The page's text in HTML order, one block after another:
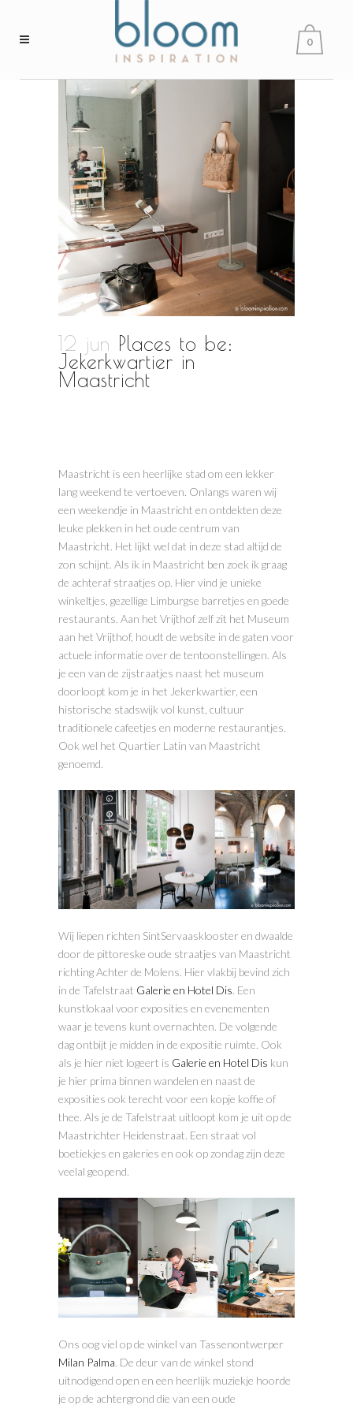
0
12 jun Places to be:
Jekerkwartier in
Maastricht
Maastricht is een heerlijke stad om een lekker
lang weekend te vertoeven. Onlangs waren wij
een weekendje in Maastricht en ontdekten deze
leuke plekken in het oude centrum van
Maastricht. Het lijkt wel dat in deze stad altijd de
zon schijnt. Als ik in Maastricht ben zoek ik graag
de achteraf straatjes op. Hier vind je unieke
winkeltjes, gezellige Limburgse barretjes en goede
restaurants. Aan het Vrijthof zelf zit het Museum
aan het Vrijthof, houdt de website in de gaten voor
actuele informatie over de tentoonstellingen. Als
je een van de zijstraatjes naast het museum
doorloopt kom je in het Jekerkwartier, een
historische stadswijk vol kunst, cultuur
traditionele cafeetjes en moderne restaurantjes.
Ook wel het Quartier Latin van Maastricht
genoemd.
Wij liepen richten SintServaasklooster en dwaalde
door de pittoreske oude straatjes van Maastricht
richting Achter de Molens. Hier vlakbij bevind zich
in de Tafelstraat Galerie en Hotel Dis. Een
kunstlokaal voor exposities en evenementen
waar je tevens kunt overnachten. De volgende
dag ontbijt je midden in de expositie ruimte. Ook
als je hier niet logeert is Galerie en Hotel Dis kun
je hier prima binnen wandelen en naast de
exposities ook terecht voor een kopje koffie of
thee. Als je de Tafelstraat uitloopt kom je uit op de
Maastrichter Heidenstraat. Een straat vol
boetiekjes en galeries en ook op zondag zijn deze
veelal geopend.
Ons oog viel op de winkel van Tassenontwerper
Milan Palma. De deur van de winkel stond
uitnodigend open en een heerlijk muziekje hoorde
je op de achtergrond die van een oude